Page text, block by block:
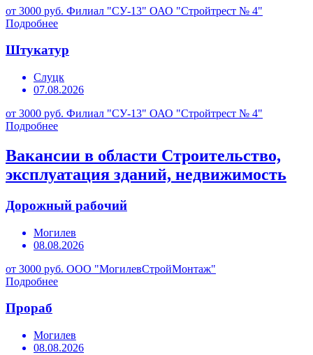
от 3000 руб. Филиал "СУ-13" ОАО "Стройтрест № 4"
Подробнее
Штукатур
Слуцк
07.08.2026
от 3000 руб. Филиал "СУ-13" ОАО "Стройтрест № 4"
Подробнее
Вакансии в области Строительство,
эксплуатация зданий, недвижимость
Дорожный рабочий
Могилев
08.08.2026
от 3000 руб. ООО "МогилевСтройМонтаж"
Подробнее
Прораб
Могилев
08.08.2026